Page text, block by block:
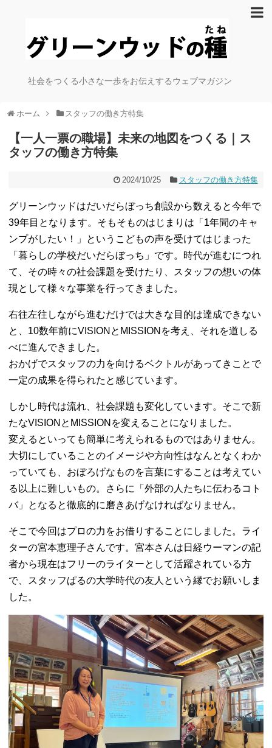
社会をつくる小さな一歩をお伝えするウェブマガジン
ホーム スタッフの働き方特集
【一人一票の職場】未来の地図をつくる｜ス
タッフの働き方特集
2024/10/25 スタッフの働き方特集
グリーンウッドはだいだらぼっち創設から数えると今年で
39年目となります。そもそものはじまりは「1年間のキャ
ンプがしたい！」というこどもの声を受けてはじまった
「暮らしの学校だいだらぼっち」です。時代が進むにつれ
て、その時々の社会課題を受けたり、スタッフの想いの体
現として様々な事業を行ってきました。
右往左往しながら進むだけでは大きな目的は達成できない
と、10数年前にVISIONとMISSIONを考え、それを道しる
べに進んできました。
おかげでスタッフの力を向けるベクトルがあってきことで
一定の成果を得られたと感じています。
しかし時代は流れ、社会課題も変化しています。そこで新
たなVISIONとMISSIONを変えることになりました。
変えるといっても簡単に考えられるものではありません。
大切にしていることのイメージや方向性はなんとなくわか
っていても、おぼろげなものを言葉にすることは考えてい
る以上に難しいもの。さらに「外部の人たちに伝わるコト
バ」となると徹底的に磨きあげなければなりません。
そこで今回はプロの力をお借りすることにしました。ライ
ターの宮本恵理子さんです。宮本さんは日経ウーマンの記
者から現在はフリーのライターとして活躍されている方
で、スタッフぱるの大学時代の友人という縁でお願いしま
した。